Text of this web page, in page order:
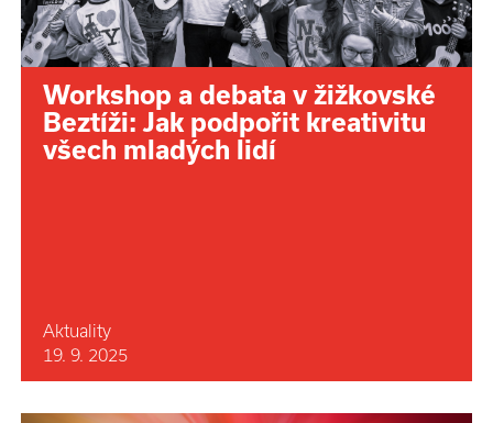
Workshop a debata v žižkovské
Beztíži: Jak podpořit kreativitu
všech mladých lidí
Aktuality
19. 9. 2025